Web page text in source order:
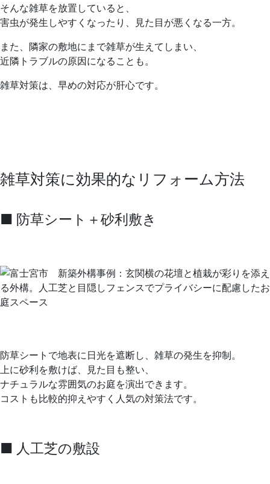
そんな雑草を放置していると、
害虫が発生しやすくなったり、見た目が悪くなる一方。
また、隣家の敷地にまで雑草が生えてしまい、
近隣トラブルの原因になることも。
雑草対策は、早めの対応が肝心です。
雑草対策に効果的なリフォーム方法
■ 防草シート＋砂利敷き
防草シートで地表に日光を遮断し、雑草の発生を抑制。
上に砂利を敷けば、見た目も整い、
ナチュラルな雰囲気のお庭を演出できます。
コストも比較的抑えやすく人気の対策法です。
■ 人工芝の敷設